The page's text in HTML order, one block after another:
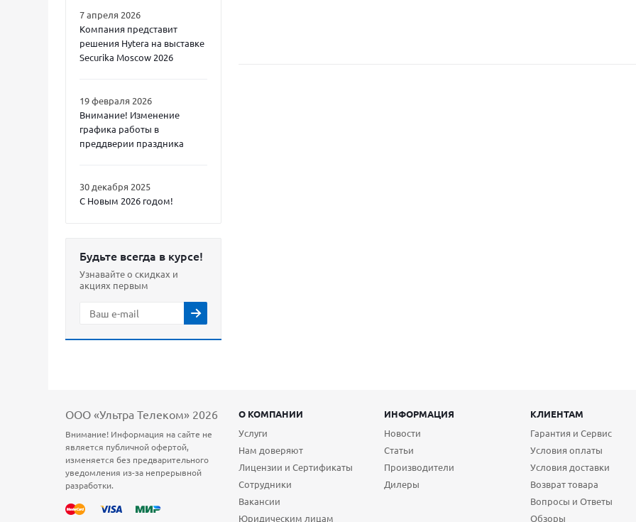
7 апреля 2026
Компания представит
решения Hytera на выставке
Securika Moscow 2026
19 февраля 2026
Внимание! Изменение
графика работы в
преддверии праздника
30 декабря 2025
С Новым 2026 годом!
Будьте всегда в курсе!
Узнавайте о скидках и
акциях первым
ООО «Ультра Телеком» 2026
Внимание! Информация на сайте не
является публичной офертой,
изменяется без предварительного
уведомления из-за непрерывной
разработки.
О КОМПАНИИ ИНФОРМАЦИЯ
КЛИЕНТАМ
Услуги
Нам доверяют
Лицензии и Сертификаты
Сотрудники
Вакансии
Юридическим лицам
Новости
Статьи
Производители
Дилеры
Гарантия и Сервис
Условия оплаты
Условия доставки
Возврат товара
Вопросы и Ответы
Обзоры